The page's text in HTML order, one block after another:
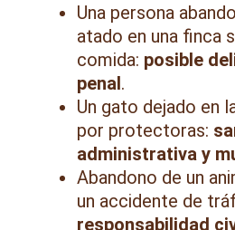
Una persona
atado en una finca
comida: posible
penal.
Un gato dejado en
por protectoras:
administrativa y
Abandono de un
un accidente de
responsabilidad